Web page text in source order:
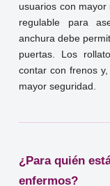
usuarios con
regulable para
anchura debe
puertas. Los
contar con frenos
mayor seguridad.
¿Para quién
enfermos?